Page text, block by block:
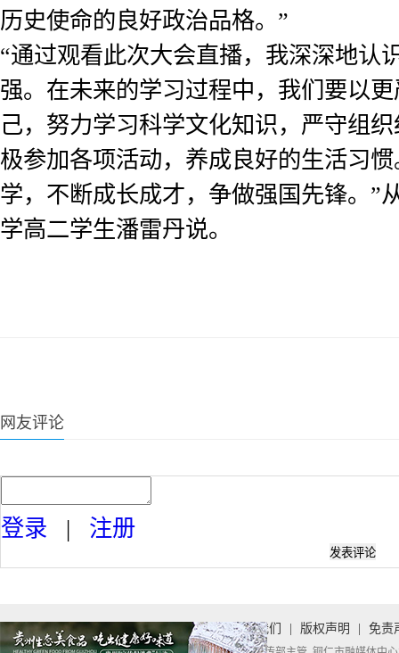
历史使命的良好政治品格。”
“通过观看此次大会直播，我深深地认
强。在未来的学习过程中，我们要以
己，努力学习科学文化知识，严守组
极参加各项活动，养成良好的生活习
学，不断成长成才，争做强国先锋。”
学高二学生潘雷丹说。
网友评论
登录 | 注册
首页 | 关于我们 版权声明 免责